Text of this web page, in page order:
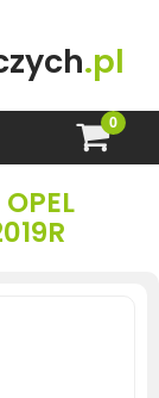
.pl